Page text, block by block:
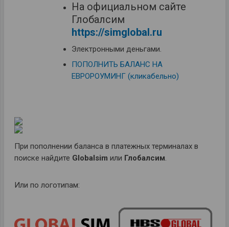
На официальном сайте
Глобалсим
https://simglobal.ru
Электронными деньгами.
ПОПОЛНИТЬ БАЛАНС НА
ЕВРОРОУМИНГ (кликабельно)
При пополнении баланса в платежных терминалах в
поиске найдите Globalsim или Глобалсим.
Или по логотипам: